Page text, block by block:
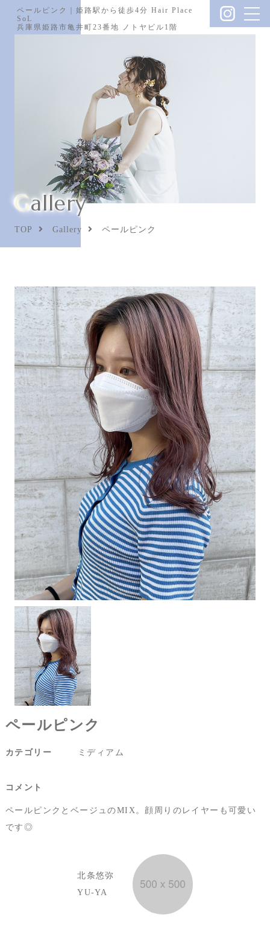
ペールピンク｜姫路駅から徒歩4分 Hair Place
SoL
兵庫県姫路市亀井町23番地 ノトヤビル1階
Gallery
TOP Gallery ペールピンク
ペールピンク
カテゴリー ミディアム
コメント
ペールピンクとベージュのMIX。顔周りのレイヤーも可愛い
です◎
北条悠弥
YU-YA